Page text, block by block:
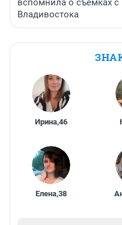
вспомнила о съемках с
Владивостока
Ирина,46
Елена,38